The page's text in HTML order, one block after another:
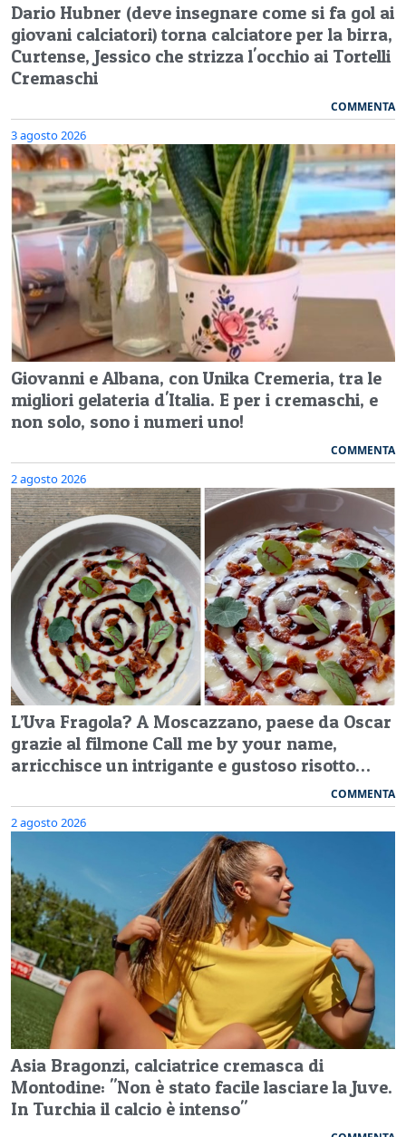
Dario Hubner (deve insegnare come si fa gol ai
giovani calciatori) torna calciatore per la birra,
Curtense, Jessico che strizza l'occhio ai Tortelli
Cremaschi
COMMENTA
3 agosto 2026
Giovanni e Albana, con Unika Cremeria, tra le
migliori gelateria d'Italia. E per i cremaschi, e
non solo, sono i numeri uno!
COMMENTA
2 agosto 2026
L’Uva Fragola? A Moscazzano, paese da Oscar
grazie al filmone Call me by your name,
arricchisce un intrigante e gustoso risotto…
COMMENTA
2 agosto 2026
Asia Bragonzi, calciatrice cremasca di
Montodine: "Non è stato facile lasciare la Juve.
In Turchia il calcio è intenso"